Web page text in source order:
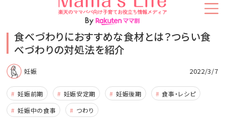
食べづわりにおすすめな食材とは？つらい食
べづわりの対処法を紹介
妊娠 2022/3/7
妊娠前期 妊娠安定期 妊娠後期
食事・レシピ
妊娠中の食事
つわり